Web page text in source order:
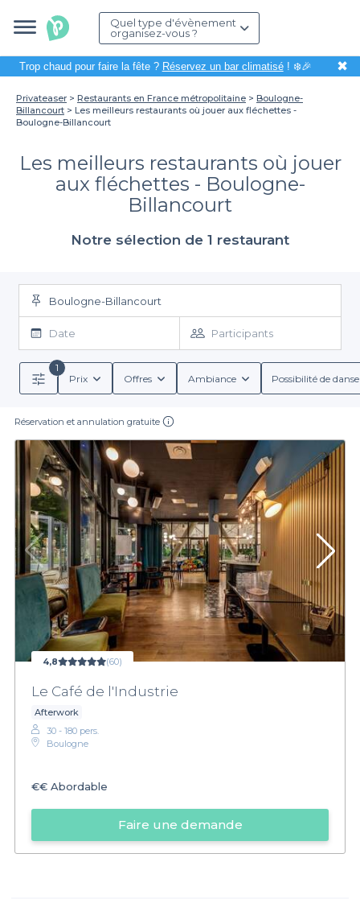
Quel type d'évènement
organisez-vous ?
Trop chaud pour faire la fête ? Réservez un bar climatisé! ❄️🎉 ✖
Privateaser Restaurants en France métropolitaine
Boulogne-
Billancourt
Les meilleurs restaurants où jouer aux fléchettes -
Boulogne-Billancourt
Les meilleurs restaurants où jouer
aux fléchettes - Boulogne-
Billancourt
Notre sélection de 1 restaurant
Boulogne-Billancourt
Date Participants
1
Prix
Offres Ambiance Possibilité de
Réservation et annulation gratuite
4,8 (60)
Le Café de l'Industrie
Afterwork
30 - 180 pers.
Boulogne
€€ Abordable
Faire une demande